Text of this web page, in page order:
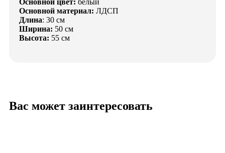
Основной материал: ЛДСП
Длина: 30 см
Ширина: 50 см
Высота: 55 см
Вас может заинтересовать